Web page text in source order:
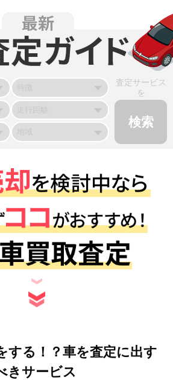
査定サービス
を
する！？車を査定に出す
きサービス